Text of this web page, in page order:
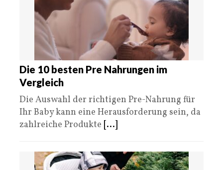
Die 10 besten Pre Nahrungen im
Vergleich
Die Auswahl der richtigen Pre-Nahrung für
Ihr Baby kann eine Herausforderung sein, da
zahlreiche Produkte [...]